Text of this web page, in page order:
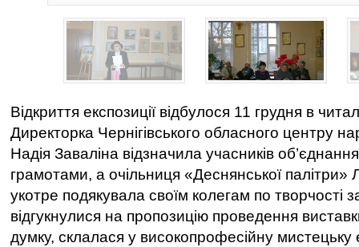
Відкриття експозиції відбулося 11 грудня в
Директорка Чернігівського обласного центру
Надія Заваліна відзначила учасників
грамотами, а очільниця «Деснянської
укотре подякувала своїм колегам по творчості
відгукнулися на пропозицію проведення
думку, склалася у високопрофесійну мистецьку